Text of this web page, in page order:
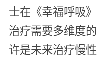
士在《幸福呼吸
治疗需要多维度
许是未来治疗慢